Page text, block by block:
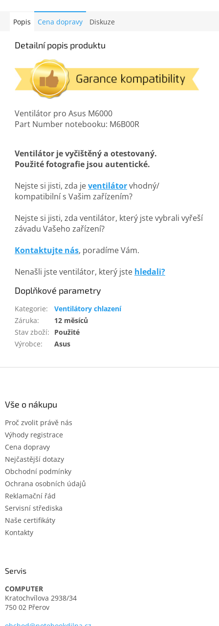
Popis Cena dopravy Diskuze
Detailní popis produktu
Ventilátor pro Asus M6000
Part Number notebooku: M6B00R
Ventilátor je vyčištěný a otestovaný.
Použité fotografie jsou autentické.
Nejste si jisti, zda jeventilátorvhodný/
kompatibilní s Vašim zařízením?
Nejste si jisti, zda ventilátor, který jste vybrali vyřeší
závadu Vašeho zařízení?
Kontaktujte nás, poradíme Vám.
Nenašli jste ventilátor, který jste hledali?
Doplňkové parametry
Kategorie:
Ventilátory chlazení
Záruka:
12 měsíců
Stav zboží:
Použité
Výrobce: Asus
Vše o nákupu
Proč zvolit právě nás
Výhody registrace
Cena dopravy
Nejčastější dotazy
Obchodní podmínky
Ochrana osobních údajů
Reklamační řád
Servisní střediska
Naše certifikáty
Kontakty
Servis
COMPUTER
Kratochvílova 2938/34
750 02 Přerov